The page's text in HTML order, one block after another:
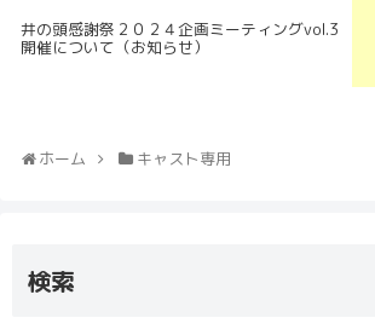
井の頭感謝祭２０２４企画ミーティングvol.3
開催について（お知らせ）
ホーム キャスト専用
検索